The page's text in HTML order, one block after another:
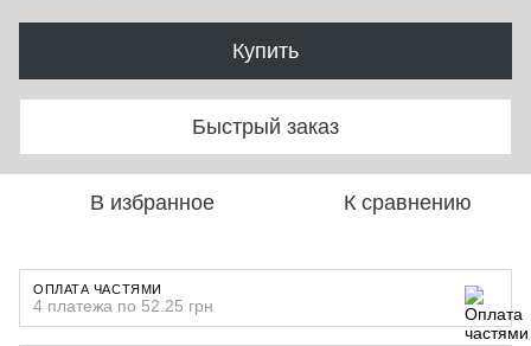
Купить
Быстрый заказ
В избранное К сравнению
ОПЛАТА ЧАСТЯМИ
4 платежа по 52.25 грн